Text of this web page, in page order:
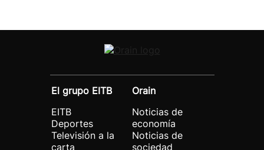
El grupo EITB
EITB
Deportes
Televisión a la
carta
Orain
Noticias de
economía
Noticias de
sociedad